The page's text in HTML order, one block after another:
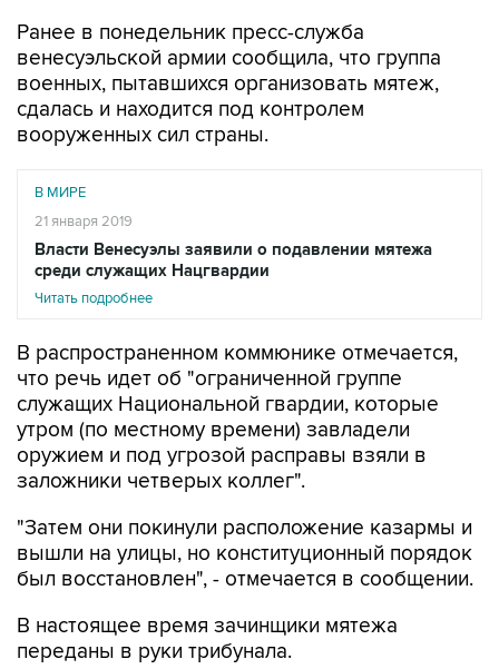
Ранее в понедельник пресс-служба
венесуэльской армии сообщила, что группа
военных, пытавшихся организовать мятеж,
сдалась и находится под контролем
вооруженных сил страны.
В МИРЕ
21 января 2019
Власти Венесуэлы заявили о подавлении мятежа
среди служащих Нацгвардии
Читать подробнее
В распространенном коммюнике отмечается,
что речь идет об "ограниченной группе
служащих Национальной гвардии, которые
утром (по местному времени) завладели
оружием и под угрозой расправы взяли в
заложники четверых коллег".
"Затем они покинули расположение казармы и
вышли на улицы, но конституционный порядок
был восстановлен", - отмечается в сообщении.
В настоящее время зачинщики мятежа
переданы в руки трибунала.